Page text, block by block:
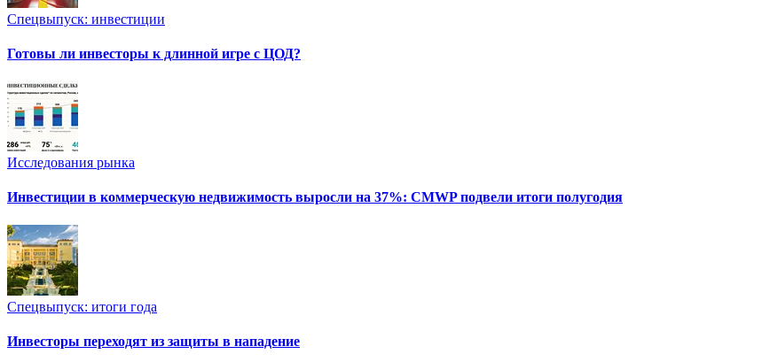
Спецвыпуск: инвестиции
Готовы ли инвесторы к длинной игре с ЦОД?
Исследования рынка
Инвестиции в коммерческую недвижимость выросли на 37%: CMWP подвели итоги полугодия
Спецвыпуск: итоги года
Инвесторы переходят из защиты в нападение